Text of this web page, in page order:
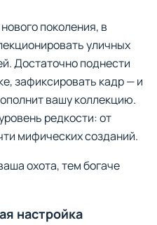
поколения, в
уличных
Достаточно поднести
зафиксировать кадр — и
вашу коллекцию.
редкости: от
мифических созданий.
охота, тем богаче
настройка